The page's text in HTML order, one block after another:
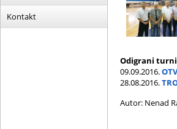
Kontakt
Odigrani
09.09.2016.
28.08.2016.
Autor: Nenad